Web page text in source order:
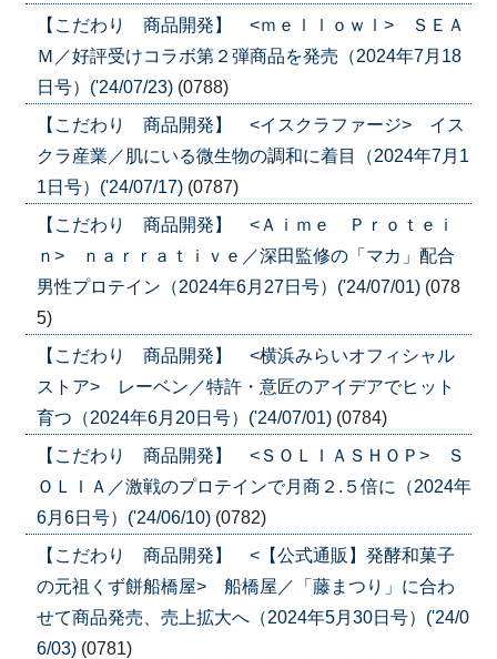
【こだわり 商品開発】 <ｍｅｌｌｏｗｌ> ＳＥＡ
Ｍ／好評受けコラボ第２弾商品を発売（2024年7月18
日号）('24/07/23) (0788)
【こだわり 商品開発】 <イスクラファージ> イス
クラ産業／肌にいる微生物の調和に着目（2024年7月1
1日号）('24/07/17) (0787)
【こだわり 商品開発】 <Ａｉｍｅ Ｐｒｏｔｅｉ
ｎ> ｎａｒｒａｔｉｖｅ／深田監修の「マカ」配合
男性プロテイン（2024年6月27日号）('24/07/01) (078
5)
【こだわり 商品開発】 <横浜みらいオフィシャル
ストア> レーベン／特許・意匠のアイデアでヒット
育つ（2024年6月20日号）('24/07/01) (0784)
【こだわり 商品開発】 <ＳＯＬＩＡＳＨＯＰ> Ｓ
ＯＬＩＡ／激戦のプロテインで月商２.５倍に（2024年
6月6日号）('24/06/10) (0782)
【こだわり 商品開発】 <【公式通販】発酵和菓子
の元祖くず餅船橋屋> 船橋屋／「藤まつり」に合わ
せて商品発売、売上拡大へ（2024年5月30日号）('24/0
6/03) (0781)